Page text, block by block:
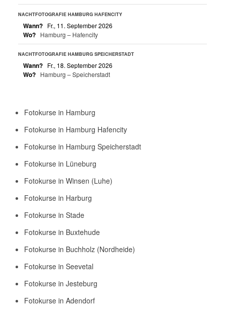
NACHTFOTOGRAFIE HAMBURG HAFENCITY
Wann? Fr., 11. September 2026
Wo? Hamburg – Hafencity
NACHTFOTOGRAFIE HAMBURG SPEICHERSTADT
Wann? Fr., 18. September 2026
Wo? Hamburg – Speicherstadt
Fotokurse in Hamburg
Fotokurse in Hamburg Hafencity
Fotokurse in Hamburg Speicherstadt
Fotokurse in Lüneburg
Fotokurse in Winsen (Luhe)
Fotokurse in Harburg
Fotokurse in Stade
Fotokurse in Buxtehude
Fotokurse in Buchholz (Nordheide)
Fotokurse in Seevetal
Fotokurse in Jesteburg
Fotokurse in Adendorf